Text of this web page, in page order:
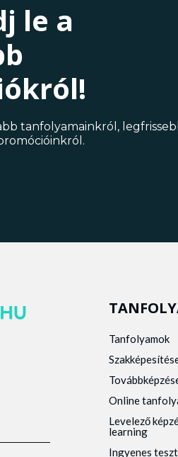
le a
tanfolyamainkról,
Tanfolyamok
Online
Levelező
learning
Ingyenes